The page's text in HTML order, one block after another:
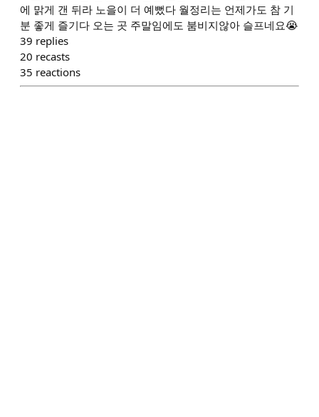
에 맑게 갠 뒤라 노을이 더 예뻤다 월정리는 언제가도 참 기
분 좋게 즐기다 오는 곳 주말임에도 붐비지않아 슬프네요😭
39 replies
20 recasts
35 reactions